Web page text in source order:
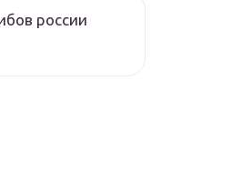
россии